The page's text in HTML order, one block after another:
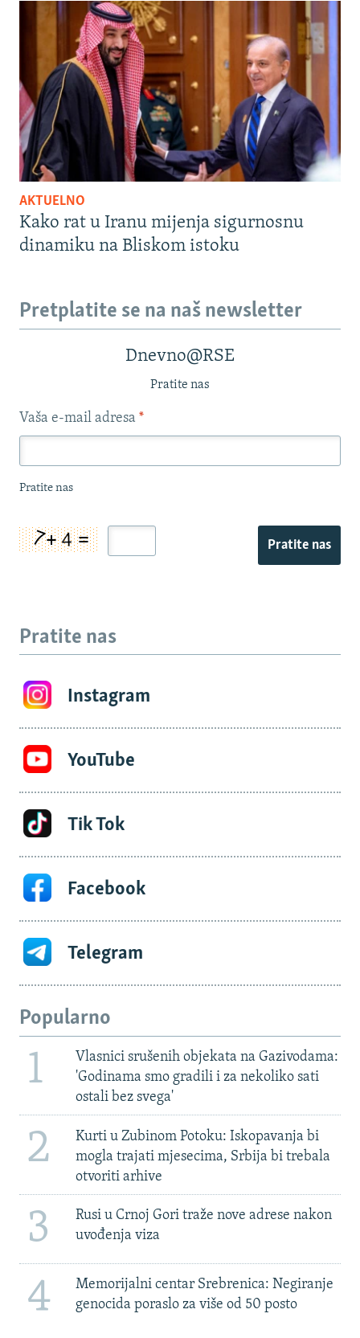
AKTUELNO
Kako rat u Iranu mijenja sigurnosnu
dinamiku na Bliskom istoku
Pretplatite se na naš newsletter
Dnevno@RSE
Pratite nas
Vaša e-mail adresa *
Pratite nas
Pratite nas
Pratite nas
Instagram
YouTube
Tik Tok
Facebook
Telegram
Popularno
1
Vlasnici srušenih objekata na Gazivodama:
'Godinama smo gradili i za nekoliko sati
ostali bez svega'
2
Kurti u Zubinom Potoku: Iskopavanja bi
mogla trajati mjesecima, Srbija bi trebala
otvoriti arhive
3
Rusi u Crnoj Gori traže nove adrese nakon
uvođenja viza
4
Memorijalni centar Srebrenica: Negiranje
genocida poraslo za više od 50 posto